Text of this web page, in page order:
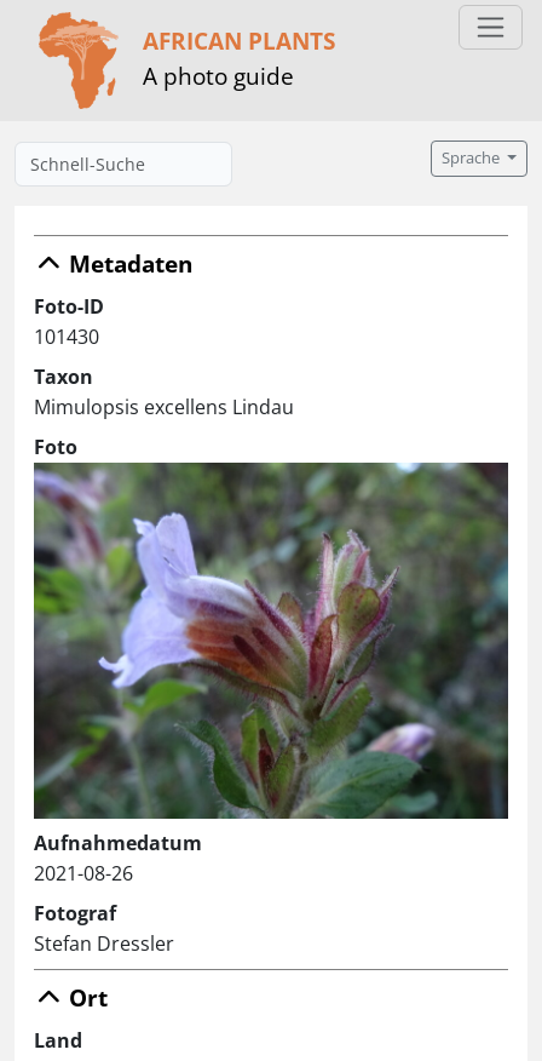
AFRICAN PLANTS
A photo guide
Sprache
Metadaten
Foto-ID
101430
Taxon
Mimulopsis excellens Lindau
Foto
Aufnahmedatum
2021-08-26
Fotograf
Stefan Dressler
Ort
Land